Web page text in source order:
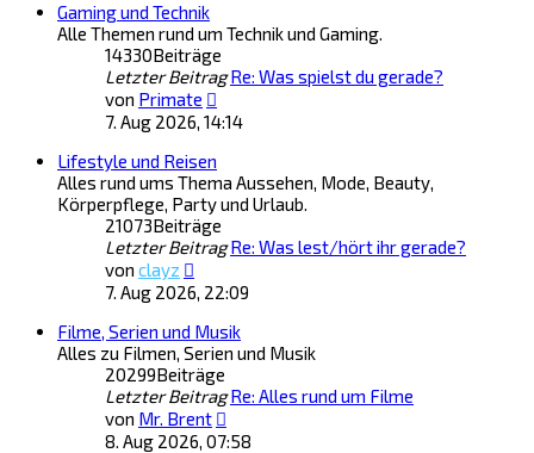
Gaming und Technik
Alle Themen rund um Technik und Gaming.
14330Beiträge
Letzter Beitrag Re: Was spielst du gerade?
von Primate
Beitrag
7. Aug 2026, 14:14
Lifestyle und Reisen
Alles rund ums Thema Aussehen, Mode, Beauty,
Körperpflege, Party und Urlaub.
21073Beiträge
Letzter Beitrag Re: Was lest/hört ihr gerade?
von clayz
Beitrag
7. Aug 2026, 22:09
Filme, Serien und Musik
Alles zu Filmen, Serien und Musik
20299Beiträge
Letzter Beitrag Re: Alles rund um Filme
von Mr. Brent
Beitrag
8. Aug 2026, 07:58